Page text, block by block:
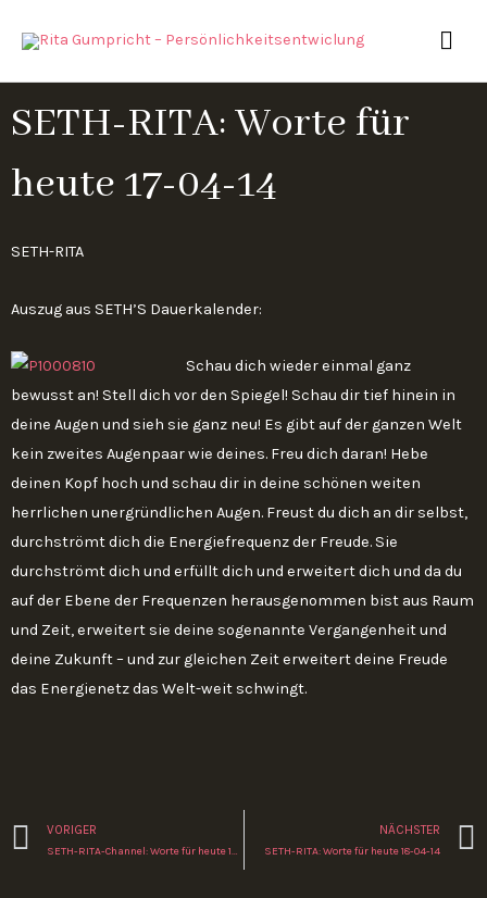
Inhalt
SETH-RITA: Worte für
heute 17-04-14
SETH-RITA
Auszug aus SETH’S Dauerkalender:
Schau dich wieder einmal ganz
bewusst an! Stell dich vor den Spiegel! Schau dir tief hinein in
deine Augen und sieh sie ganz neu! Es gibt auf der ganzen Welt
kein zweites Augenpaar wie deines. Freu dich daran! Hebe
deinen Kopf hoch und schau dir in deine schönen weiten
herrlichen unergründlichen Augen. Freust du dich an dir selbst,
durchströmt dich die Energiefrequenz der Freude. Sie
durchströmt dich und erfüllt dich und erweitert dich und da du
auf der Ebene der Frequenzen herausgenommen bist aus Raum
und Zeit, erweitert sie deine sogenannte Vergangenheit und
deine Zukunft – und zur gleichen Zeit erweitert deine Freude
das Energienetz das Welt-weit schwingt.
Zurück
VORIGER
SETH-RITA-Channel: Worte für heute 14-04-14
NÄCHSTER
SETH-RITA: Worte für heute 18-04-14